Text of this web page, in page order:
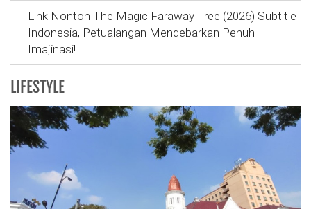
Link Nonton The Magic Faraway Tree (2026) Subtitle
Indonesia, Petualangan Mendebarkan Penuh
Imajinasi!
LIFESTYLE